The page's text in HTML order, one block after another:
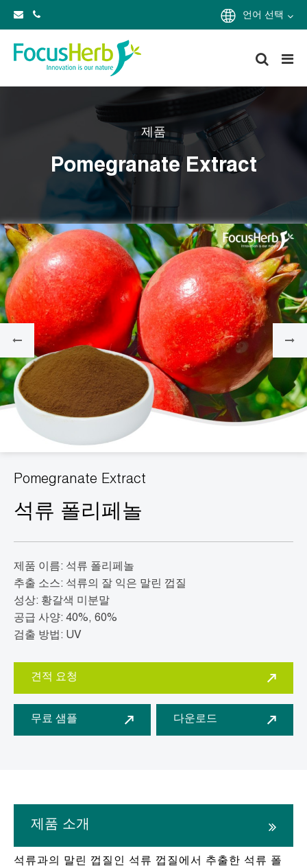
언어 선택
제품
Pomegranate Extract
Pomegranate Extract
석류 폴리페놀
제품 이름: 석류 폴리페놀
추출 소스: 석류의 잘 익은 말린 껍질
성상: 황갈색 미분말
공급 사양: 40%, 60%
검출 방법: UV
견적 요청
무료 샘플 다운로드
제품 소개
석류과의 말린 껍질인 석류 껍질에서 추출한 석류 폴